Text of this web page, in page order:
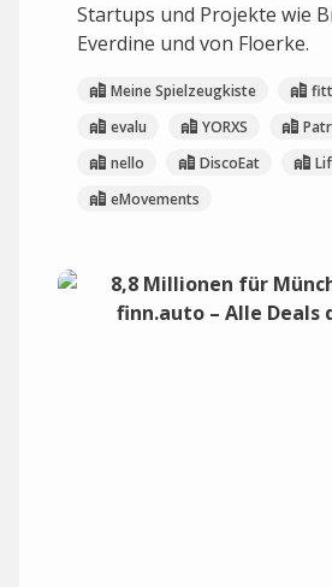
Startups und Projekte wie
Everdine und von Floerke.
Meine Spielzeugkiste
evalu
YORXS
nello
DiscoEat
eMovements